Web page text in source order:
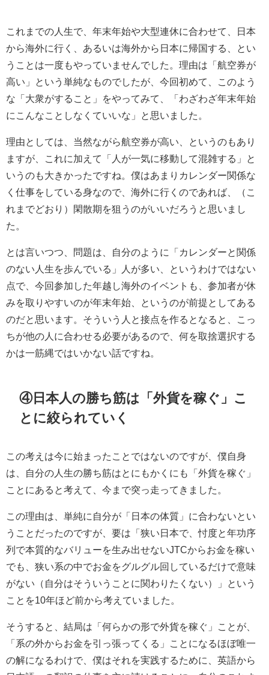
これまでの人生で、年末年始や大型連休に合わせて、日本
から海外に行く、あるいは海外から日本に帰国する、とい
うことは一度もやっていませんでした。理由は「航空券が
高い」という単純なものでしたが、今回初めて、このよう
な「大衆がすること」をやってみて、「わざわざ年末年始
にこんなことしなくていいな」と思いました。
理由としては、当然ながら航空券が高い、というのもあり
ますが、これに加えて「人が一気に移動して混雑する」と
いうのも大きかったですね。僕はあまりカレンダー関係な
く仕事をしている身なので、海外に行くのであれば、（こ
れまでどおり）閑散期を狙うのがいいだろうと思いまし
た。
とは言いつつ、問題は、自分のように「カレンダーと関係
のない人生を歩んでいる」人が多い、というわけではない
点で、今回参加した年越し海外のイベントも、参加者が休
みを取りやすいのが年末年始、というのが前提としてある
のだと思います。そういう人と接点を作るとなると、こっ
ちが他の人に合わせる必要があるので、何を取捨選択する
かは一筋縄ではいかない話ですね。
④日本人の勝ち筋は「外貨を稼ぐ」こ
とに絞られていく
この考えは今に始まったことではないのですが、僕自身
は、自分の人生の勝ち筋はとにもかくにも「外貨を稼ぐ」
ことにあると考えて、今まで突っ走ってきました。
この理由は、単純に自分が「日本の体質」に合わないとい
うことだったのですが、要は「狭い日本で、忖度と年功序
列で本質的なバリューを生み出せないJTCからお金を稼い
でも、狭い系の中でお金をグルグル回しているだけで意味
がない（自分はそういうことに関わりたくない）」という
ことを10年ほど前から考えていました。
そうすると、結局は「何らかの形で外貨を稼ぐ」ことが、
「系の外からお金を引っ張ってくる」ことになるほぼ唯一
の解になるわけで、僕はそれを実践するために、英語から